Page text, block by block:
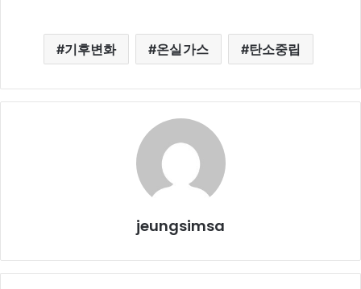
기후변화 온실가스 탄소중립
jeungsimsa